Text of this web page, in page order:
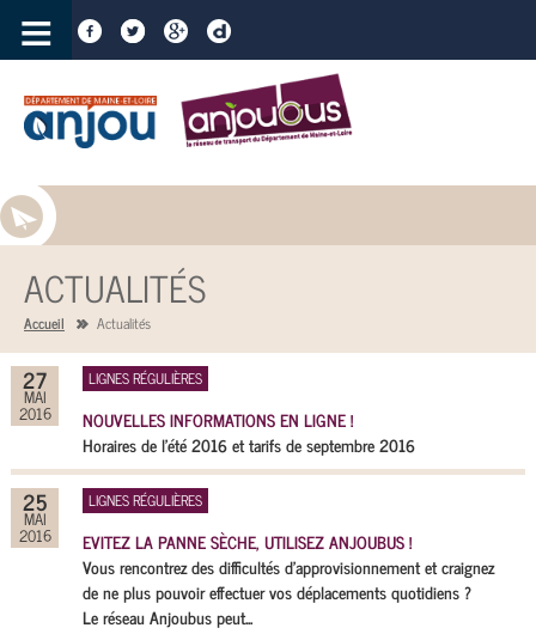
≡
ACTUALITÉS
Accueil Actualités
LIGNES RÉGULIÈRES
NOUVELLES INFORMATIONS EN LIGNE !
27
MAI
2016
Horaires de l'été 2016 et tarifs de septembre 2016
LIGNES RÉGULIÈRES
EVITEZ LA PANNE SÈCHE, UTILISEZ ANJOUBUS !
25
MAI
2016
Vous rencontrez des difficultés d'approvisionnement et craignez
de ne plus pouvoir effectuer vos déplacements quotidiens ?
Le réseau Anjoubus peut...